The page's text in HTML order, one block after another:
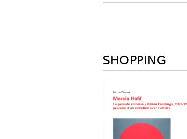
SHOPPING